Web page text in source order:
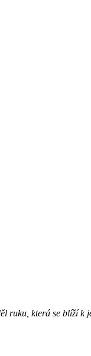
ruku, která se blíží k